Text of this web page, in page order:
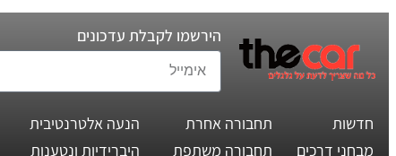
הירשמו לקבלת עדכונים
חדשות
מבחני דרכים
תחבורה אחרת
תחבורה משתפת
הנעה אלטרנטיבית
היברידיות ונטענות